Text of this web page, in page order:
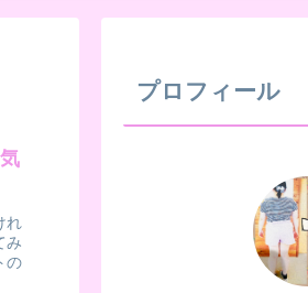
れ
み
の
プロフィール